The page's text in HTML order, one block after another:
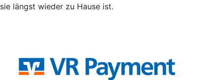
sie längst wieder zu Hause ist.